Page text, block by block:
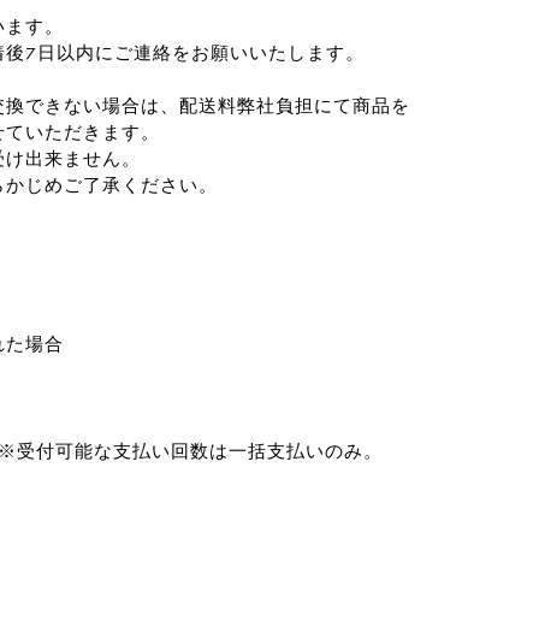
す。
7日以内にご連絡をお願いいたします。
できない場合は、配送料弊社負担にて商品を
いただきます。
出来ません。
じめご了承ください。
場合
受付可能な支払い回数は一括支払いのみ。